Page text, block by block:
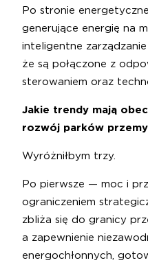
Po stronie
generujące energię na
inteligentne
że są połączone z
sterowaniem oraz
Jakie trendy mają
rozwój parków
Wyróżniłbym trzy.
Po pierwsze — moc i
ograniczeniem
zbliża się do granicy
a zapewnienie
energochłonnych,